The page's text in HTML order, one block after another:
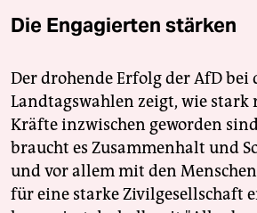
Die Engagierten stärken
Der drohende Erfolg der AfD bei
Landtagswahlen zeigt, wie stark
Kräfte inzwischen geworden
braucht es Zusammenhalt und
und vor allem mit den
für eine starke Zivilgesellschaft